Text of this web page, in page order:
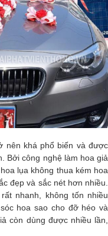
nên khá phổ biến và được
Bởi công nghệ làm hoa giả
lụa không thua kém hoa
đẹp và sắc nét hơn nhiều.
nhanh, không tốn nhiều
hoa sao cho đỡ héo và
còn dùng được nhiều lần,